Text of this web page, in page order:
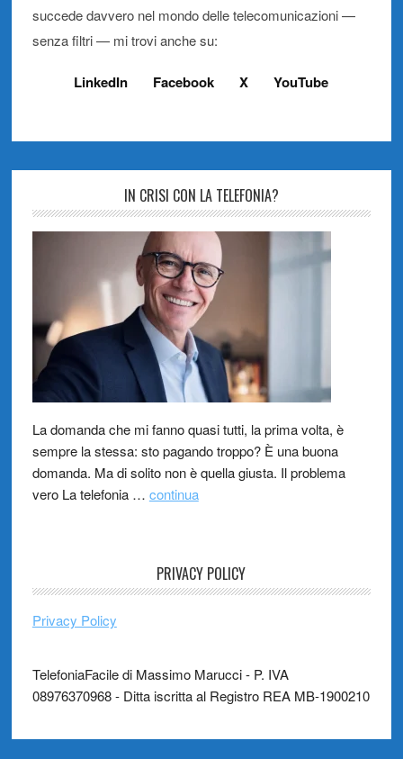
succede davvero nel mondo delle telecomunicazioni —
senza filtri — mi trovi anche su:
LinkedIn Facebook X YouTube
IN CRISI CON LA TELEFONIA?
La domanda che mi fanno quasi tutti, la prima volta, è
sempre la stessa: sto pagando troppo? È una buona
domanda. Ma di solito non è quella giusta. Il problema
vero La telefonia … continua
PRIVACY POLICY
Privacy Policy
TelefoniaFacile di Massimo Marucci - P. IVA
08976370968 - Ditta iscritta al Registro REA MB-1900210